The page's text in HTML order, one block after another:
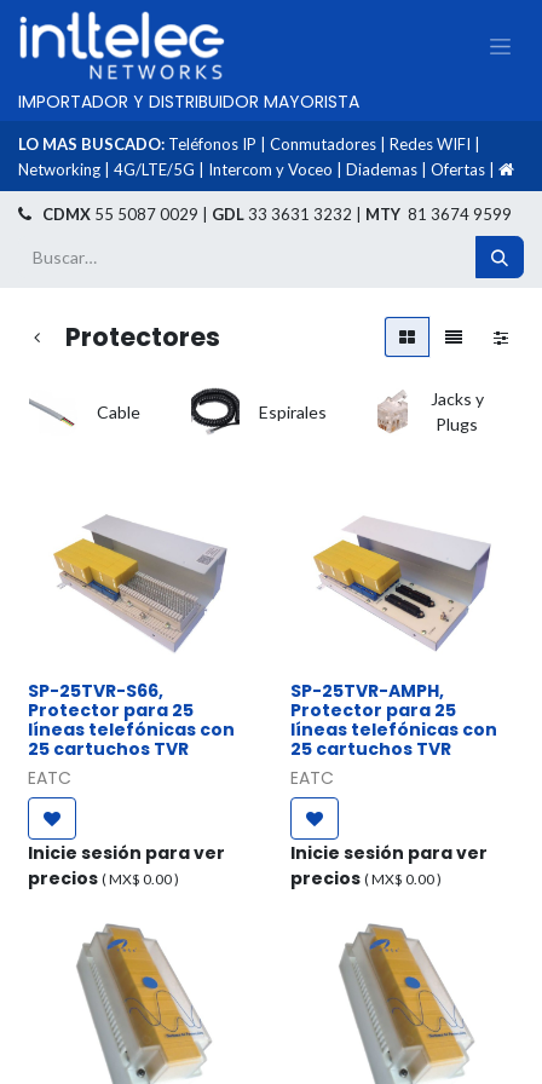
IMPORTADOR Y DISTRIBUIDOR MAYORISTA
LO MAS BUSCADO: Teléfonos IP Conmutadores Redes WIFI
Networking
4G/LTE/5G Intercom y Voceo Diademas Ofertas
CDMX 55 5087 0029 | GDL33 3631 3232 | MTY 81 3674 9599
Protectores
Cable Espirales
Jacks y
Plugs
SP-25TVR-S66,
Protector para 25
líneas telefónicas con
25 cartuchos TVR
EATC
Inicie sesión para ver
precios ( MX$ 0.00)
SP-25TVR-AMPH,
Protector para 25
líneas telefónicas con
25 cartuchos TVR
EATC
Inicie sesión para ver
precios ( MX$ 0.00)